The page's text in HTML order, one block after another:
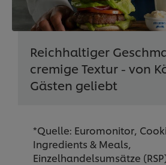
Reichhaltiger
cremige Textur - von
Gästen geliebt
*Quelle: Euromonitor,
Ingredients & Meals,
Einzelhandelsumsätze